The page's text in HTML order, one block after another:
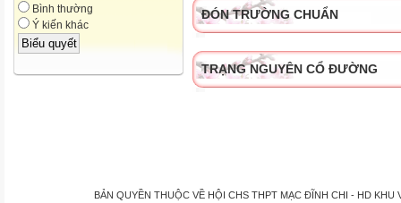
Bình thường
Ý kiến khác
ĐÓN TRƯỜNG CHUẨN
TRẠNG NGUYÊN CỔ ĐƯỜNG
BẢN QUYỀN THUỘC VỀ HỘI CHS THPT MẠC ĐĨNH CHI - HD